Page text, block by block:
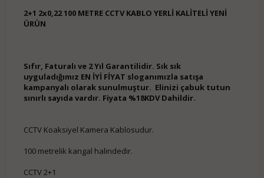
2+1 2x0,22 100 METRE CCTV KABLO YERLİ KALİTELİ YENİ
ÜRÜN
Sıfır, Faturalı ve 2 Yıl Garantilidir. Sık sık
uyguladığımız EN İYİ FİYAT sloganımızla satışa
kampanyalı olarak sunulmuştur. Elinizi çabuk tutun
sınırlı sayıda vardır. Fiyata %18KDV Dahildir.
CCTV Koaksiyel Kamera Kablosudur.
100 metrelik kangal halindedir.
CCTV 2+1